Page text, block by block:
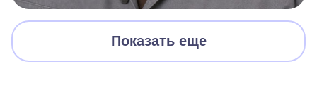
Показать еще